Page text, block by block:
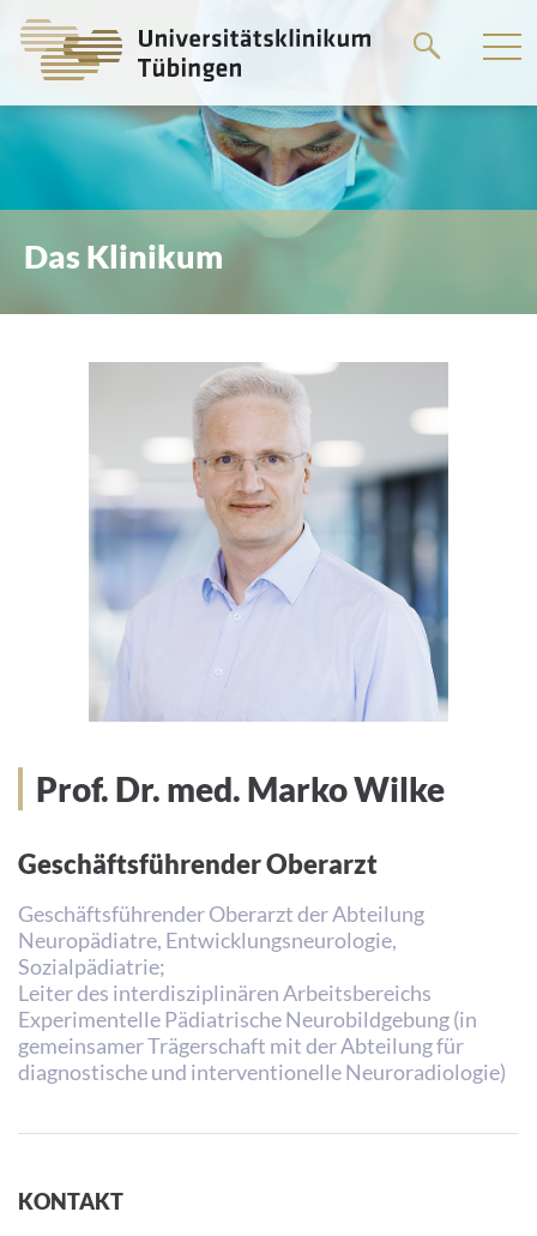
zum
Das Klinikum
Prof. Dr. med. Marko Wilke
Geschäftsführender Oberarzt
Geschäftsführender Oberarzt der Abteilung
Neuropädiatre, Entwicklungsneurologie,
Sozialpädiatrie;
Leiter des interdisziplinären Arbeitsbereichs
Experimentelle Pädiatrische Neurobildgebung (in
gemeinsamer Trägerschaft mit der Abteilung für
diagnostische und interventionelle Neuroradiologie)
KONTAKT